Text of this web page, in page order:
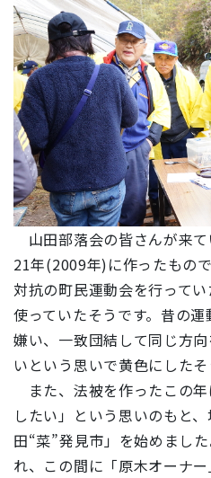
山田部落会の皆さんが来
21年(2009年)に作ったもの
対抗の町民運動会を行って
使っていたそうです。昔の
嫌い、一致団結して同じ方
いという思いで黄色にしたそ
また、法被を作ったこの
したい」という思いのもと
田“菜”発見市」を始めまし
れ、この間に「原木オーナ